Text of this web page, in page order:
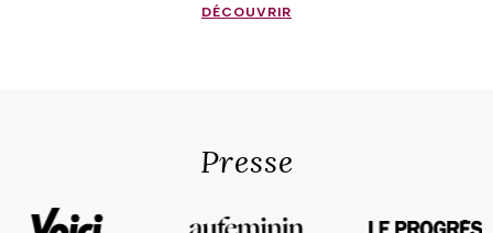
DÉCOUVRIR
Presse